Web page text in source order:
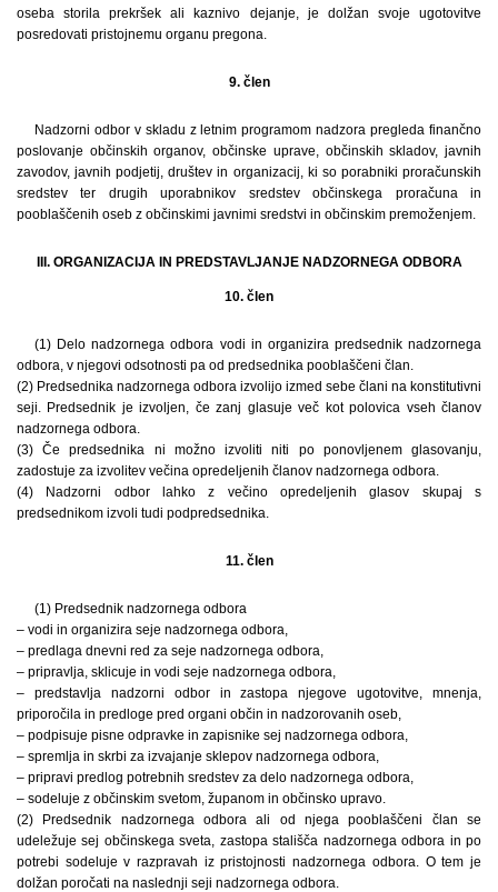
oseba storila prekršek ali kaznivo dejanje, je dolžan svoje ugotovitve
posredovati pristojnemu organu pregona.
9. člen
Nadzorni odbor v skladu z letnim programom nadzora pregleda finančno
poslovanje občinskih organov, občinske uprave, občinskih skladov, javnih
zavodov, javnih podjetij, društev in organizacij, ki so porabniki proračunskih
sredstev ter drugih uporabnikov sredstev občinskega proračuna in
pooblaščenih oseb z občinskimi javnimi sredstvi in občinskim premoženjem.
III. ORGANIZACIJA IN PREDSTAVLJANJE NADZORNEGA ODBORA
10. člen
(1) Delo nadzornega odbora vodi in organizira predsednik nadzornega
odbora, v njegovi odsotnosti pa od predsednika pooblaščeni član.
(2) Predsednika nadzornega odbora izvolijo izmed sebe člani na konstitutivni
seji. Predsednik je izvoljen, če zanj glasuje več kot polovica vseh članov
nadzornega odbora.
(3) Če predsednika ni možno izvoliti niti po ponovljenem glasovanju,
zadostuje za izvolitev večina opredeljenih članov nadzornega odbora.
(4) Nadzorni odbor lahko z večino opredeljenih glasov skupaj s
predsednikom izvoli tudi podpredsednika.
11. člen
(1) Predsednik nadzornega odbora
– vodi in organizira seje nadzornega odbora,
– predlaga dnevni red za seje nadzornega odbora,
– pripravlja, sklicuje in vodi seje nadzornega odbora,
– predstavlja nadzorni odbor in zastopa njegove ugotovitve, mnenja,
priporočila in predloge pred organi občin in nadzorovanih oseb,
– podpisuje pisne odpravke in zapisnike sej nadzornega odbora,
– spremlja in skrbi za izvajanje sklepov nadzornega odbora,
– pripravi predlog potrebnih sredstev za delo nadzornega odbora,
– sodeluje z občinskim svetom, županom in občinsko upravo.
(2) Predsednik nadzornega odbora ali od njega pooblaščeni član se
udeležuje sej občinskega sveta, zastopa stališča nadzornega odbora in po
potrebi sodeluje v razpravah iz pristojnosti nadzornega odbora. O tem je
dolžan poročati na naslednji seji nadzornega odbora.